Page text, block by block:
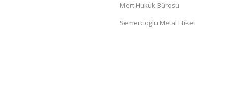
Mert Hukuk Bürosu
Semercioğlu Metal Etiket